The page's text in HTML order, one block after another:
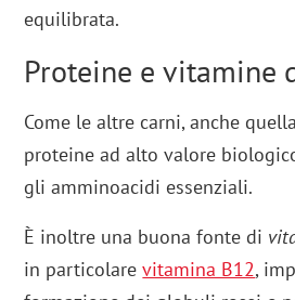
equilibrata.
Proteine e vitamine
Come le altre carni, anche
proteine ad alto valore
gli amminoacidi essenziali.
È inoltre una buona fonte di
in particolarevitamina B12,